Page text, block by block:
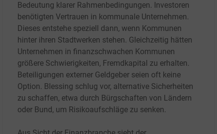
Bedeutung klarer Rahmenbedingungen. Investoren
benötigten Vertrauen in kommunale Unternehmen.
Dieses entstehe speziell dann, wenn Kommunen
hinter ihren Stadtwerken stehen. Gleichzeitig hätten
Unternehmen in finanzschwachen Kommunen
größere Schwierigkeiten, Fremdkapital zu erhalten.
Beteiligungen externer Geldgeber seien oft keine
Option. Blessing schlug vor, alternative Sicherheiten
zu schaffen, etwa durch Bürgschaften von Ländern
oder Bund, um Risikoaufschläge zu senken.